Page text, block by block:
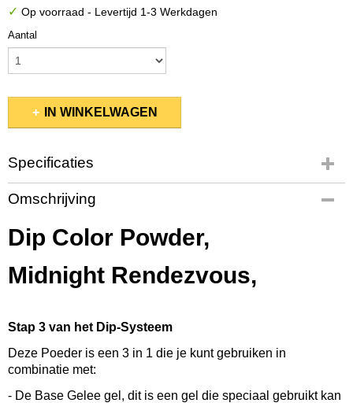
✓ Op voorraad - Levertijd 1-3 Werkdagen
Aantal
IN WINKELWAGEN
Specificaties
Productcode
PMDP245
EAN code
84537004641
0,08 Kg
Omschrijving
Dip Color Powder,
Midnight Rendezvous,
Stap 3 van het Dip-Systeem
Deze Poeder is een 3 in 1 die je kunt gebruiken in
combinatie met:
- De Base Gelee gel, dit is een gel die speciaal gebruikt kan